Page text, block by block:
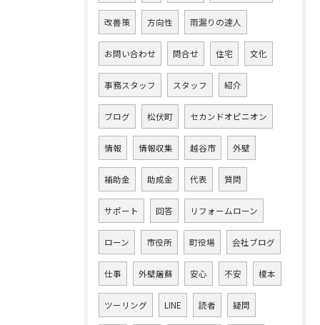
改善策 方向性 雨漏りの達人
お問い合わせ 問合せ 住宅 文化
事務スタッフ スタッフ 紹介
ブログ 松伏町 セカンドオピニオン
情報 情報収集 越谷市 外壁
補助金 助成金 代表 質問
サポート 回答 リフォームローン
ローン 市役所 町役場 会社ブログ
仕事 外壁屠蘇 安心 不安 榎本
ツーリング LINE 読者 疑問